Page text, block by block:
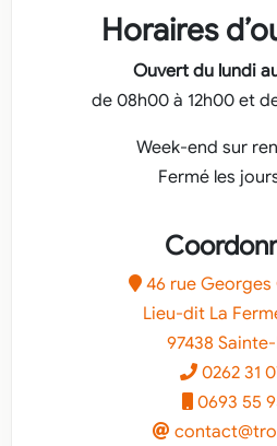
Horaires
Ouvert du lundi
de 08h00 à 12h00 et
Week-end sur
Fermé les
46 rue Georges
Lieu-dit La
97438
0262 31
0693 55